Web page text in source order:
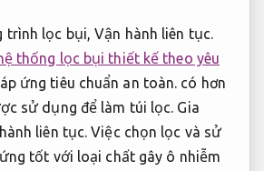
trình lọc bụi,Vận hành liên tục.
thống lọc bụi thiết kế theo yêu
ứng tiêu chuẩn an toàn. có hơn
sử dụng để làm túi lọc. Gia
liên tục. Việc chọn lọc và sử
tốt với loại chất gây ô nhiễm